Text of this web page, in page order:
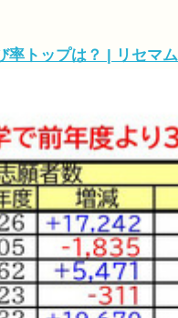
率トップは？ | リセマム